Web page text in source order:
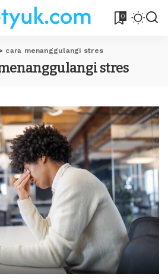
0
cara menanggulangi stres
stres